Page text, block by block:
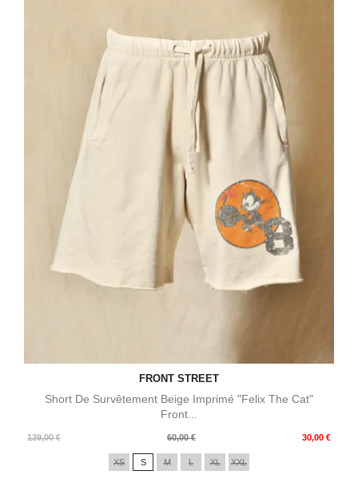
FRONT STREET
Short De Survêtement Beige Imprimé "Felix The Cat"
Front...
139,00 €
Prix
60,00 € 30,00 €
Prix
XS S M L XL XXL